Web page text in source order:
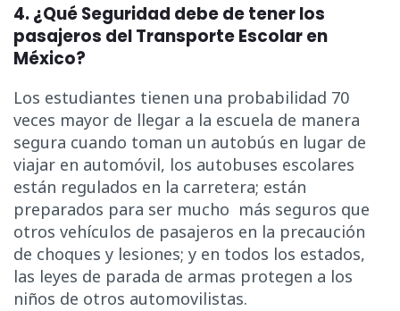
4. ¿Qué Seguridad debe de tener los
pasajeros del Transporte Escolar en
México?
Los estudiantes tienen una probabilidad 70
veces mayor de llegar a la escuela de manera
segura cuando toman un autobús en lugar de
viajar en automóvil, los autobuses escolares
están regulados en la carretera; están
preparados para ser mucho más seguros que
otros vehículos de pasajeros en la precaución
de choques y lesiones; y en todos los estados,
las leyes de parada de armas protegen a los
niños de otros automovilistas.